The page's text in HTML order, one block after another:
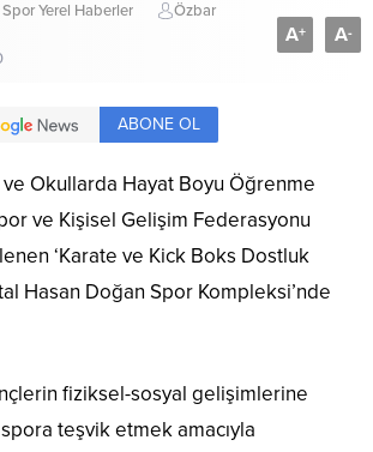
SporYerel Haberler Özbar
A+ A-
ABONE OL
Okullarda Hayat Boyu Öğrenme
ve Kişisel Gelişim Federasyonu
‘Karate ve Kick Boks Dostluk
Hasan Doğan Spor Kompleksi’nde
fiziksel-sosyal gelişimlerine
teşvik etmek amacıyla